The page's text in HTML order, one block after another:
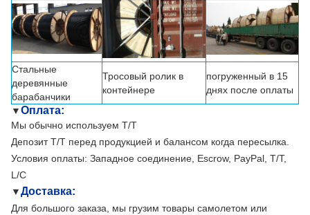
Стальные
деревянные
барабанчики
Тросовый ролик в
контейнере
погруженный в 15
днях после оплаты
▼Оплата:
Мы обычно используем T/T
Депозит T/T перед продукцией и балансом когда пересылка.
Условия оплаты: Западное соединение, Escrow, PayPal, T/T,
L/C
▼Доставка:
Для большого заказа, мы грузим товары самолетом или